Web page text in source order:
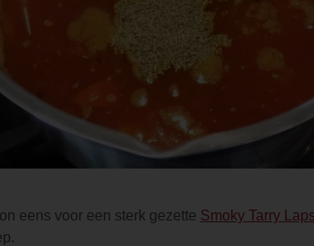
eens voor een sterk gezette Smoky Tarry